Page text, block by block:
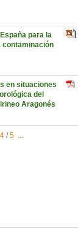
para la
contaminación
en situaciones
del
Aragonés
4 / 5 ...